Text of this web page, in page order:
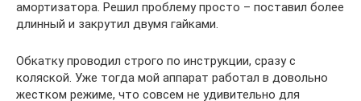
амортизатора. Решил проблему просто – поставил более
длинный и закрутил двумя гайками.
Обкатку проводил строго по инструкции, сразу с
коляской. Уже тогда мой аппарат работал в довольно
жестком режиме, что совсем не удивительно для